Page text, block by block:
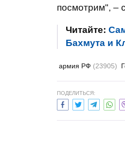
посмотрим", –
Читайте:
Бахмута и
армия РФ (23905)
ПОДЕЛИТЬСЯ: